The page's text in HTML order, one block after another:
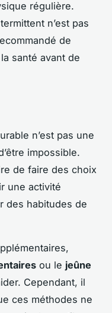
régulière.
n’est pas
de
santé avant de
n’est pas une
impossible.
de faire des choix
une activité
des habitudes de
ou le jeûne
Cependant, il
ces méthodes ne